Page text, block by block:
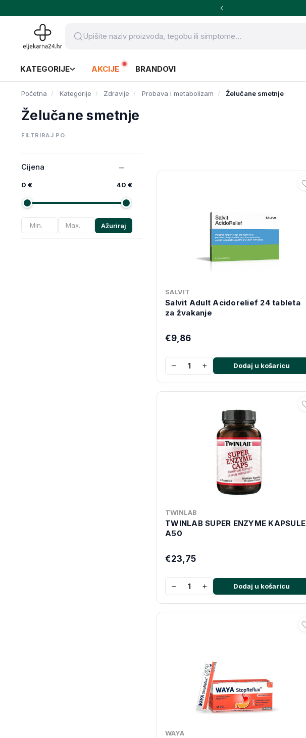
KATEGORIJE AKCIJE BRANDOVI
Početna Kategorije Zdravlje Probava i metabolizam Želučane smetnje
Želučane smetnje
FILTRIRAJ PO:
Cijena
0 € 40 €
Ažuriraj
SALVIT
Salvit Adult Acidorelief 24 tableta
za žvakanje
€9,86
− + Dodaj u košaricu
TWINLAB
TWINLAB SUPER ENZYME KAPSULE
A50
€23,75
− + Dodaj u košaricu
WAYA